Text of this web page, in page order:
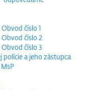
číslo 1
číslo 2
číslo 3
polície a jeho zástupca